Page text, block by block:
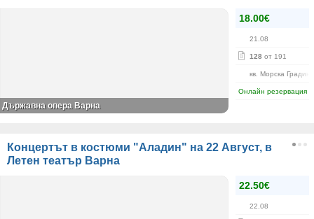
18.00€
21.08
128 от 191
кв. Морска Градина
Онлайн резервация
Държавна опера Варна
Концертът в костюми "Аладин" на 22 Август, в
Летен театър Варна
22.50€
22.08